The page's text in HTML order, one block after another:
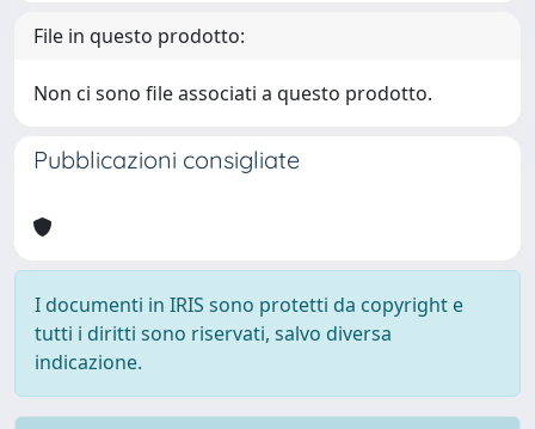
File in questo prodotto:
Non ci sono file associati a questo prodotto.
Pubblicazioni consigliate
I documenti in IRIS sono protetti da copyright e
tutti i diritti sono riservati, salvo diversa
indicazione.